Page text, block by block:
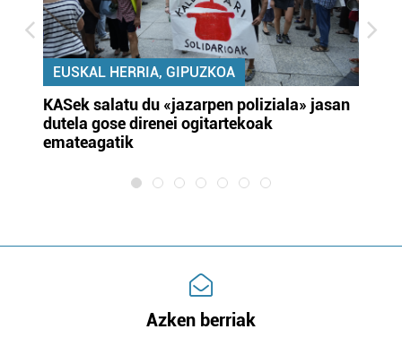
EUSKAL HERRIA, GIPUZKOA
KASek salatu du «jazarpen poliziala» jasan
dutela gose direnei ogitartekoak
emateagatik
Azken berriak